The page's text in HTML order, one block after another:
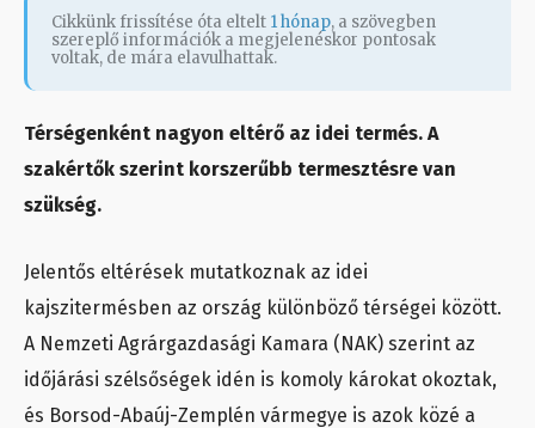
Cikkünk frissítése óta eltelt 1 hónap, a szövegben
szereplő információk a megjelenéskor pontosak
voltak, de mára elavulhattak.
Térségenként nagyon eltérő az idei termés. A
szakértők szerint korszerűbb termesztésre van
szükség.
Jelentős eltérések mutatkoznak az idei
kajszitermésben az ország különböző térségei között.
A Nemzeti Agrárgazdasági Kamara (NAK) szerint az
időjárási szélsőségek idén is komoly károkat okoztak,
és Borsod-Abaúj-Zemplén vármegye is azok közé a